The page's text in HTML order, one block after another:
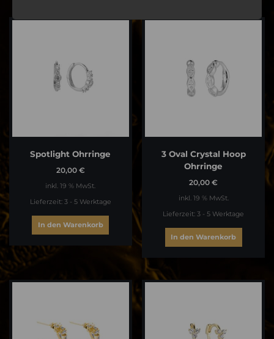
Spotlight Ohrringe
20,00 €
inkl. 19 % MwSt.
Lieferzeit: 3 - 5 Werktage
In den Warenkorb
3 Oval Crystal Hoop
Ohrringe
20,00€
inkl. 19 % MwSt.
Lieferzeit:3 - 5 Werktage
In den Warenkorb